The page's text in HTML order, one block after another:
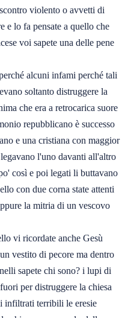
violento o avvetti di
e lo fa pensate a quello che
voi sapete una delle pene
alcuni infami perché tali
soltanto distruggere la
che era a retrocarica suore
repubblicano è successo
e una cristiana con maggior
l'uno davanti all'altro
così e poi legati li buttavano
con due corna state attenti
la mitria di un vescovo
vi ricordate anche Gesù
vestito di pecore ma dentro
sapete chi sono? i lupi di
per distruggere la chiesa
infiltrati terribili le eresie